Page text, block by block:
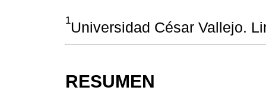
1Universidad César Vallejo.
RESUMEN